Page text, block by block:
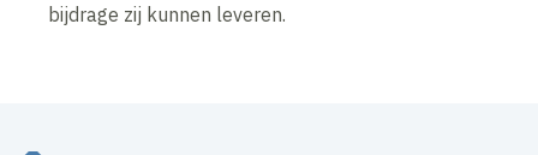
bijdrage zij kunnen leveren.